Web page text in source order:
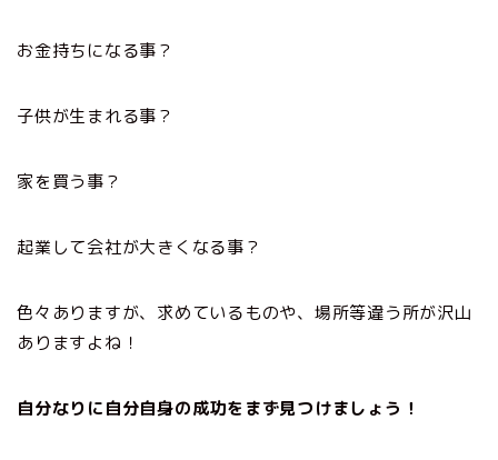
お金持ちになる事？
子供が生まれる事？
家を買う事？
起業して会社が大きくなる事？
色々ありますが、求めているものや、場所等違う所が沢山
ありますよね！
自分なりに自分自身の成功をまず見つけましょう！